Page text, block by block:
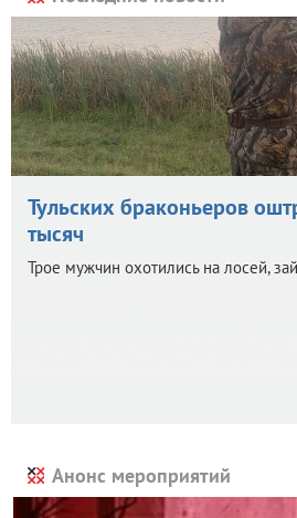
Тульских браконьеров
тысяч
Трое мужчин охотились на лосей,
Анонс мероприятий